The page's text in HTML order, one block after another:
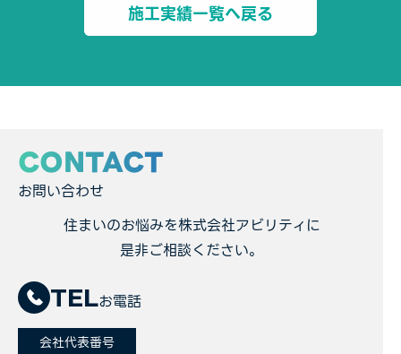
施工実績一覧へ戻る
CONTACT
お問い合わせ
住まいのお悩みを株式会社アビリティに
是非ご相談ください。
TELお電話
会社代表番号